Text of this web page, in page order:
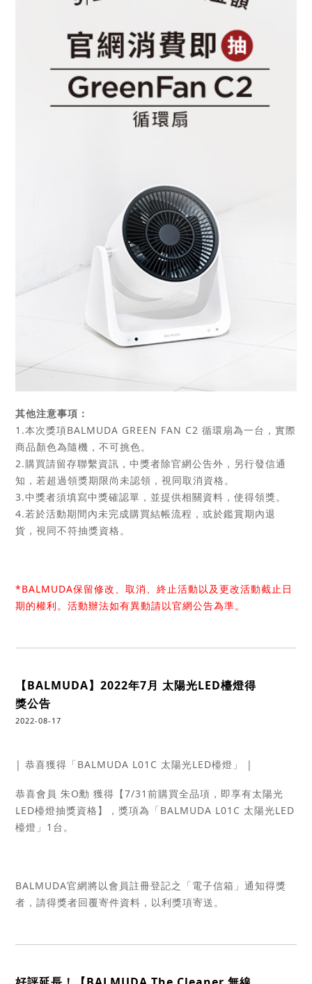
其他注意事項：
1.本次獎項BALMUDA GREEN FAN C2 循環扇為一台，實際
商品顏色為隨機，不可挑色。
2.購買請留存聯繫資訊，中獎者除官網公告外，另行發信通
知，若超過領獎期限尚未認領，視同取消資格。
3.中獎者須填寫中獎確認單，並提供相關資料，使得領獎。
4.若於活動期間內未完成購買結帳流程，或於鑑賞期內退
貨，視同不符抽獎資格。
*BALMUDA保留修改、取消、終止活動以及更改活動截止日
期的權利。活動辦法如有異動請以官網公告為準。
【BALMUDA】2022年7月 太陽光LED檯燈得
獎公告
2022-08-17
| 恭喜獲得「BALMUDA L01C 太陽光LED檯燈」 |
恭喜會員 朱O勳 獲得【7/31前購買全品項，即享有太陽光
LED檯燈抽獎資格】，獎項為「BALMUDA L01C 太陽光LED
檯燈」1台。
BALMUDA官網將以會員註冊登記之「電子信箱」通知得獎
者，請得獎者回覆寄件資料，以利獎項寄送。